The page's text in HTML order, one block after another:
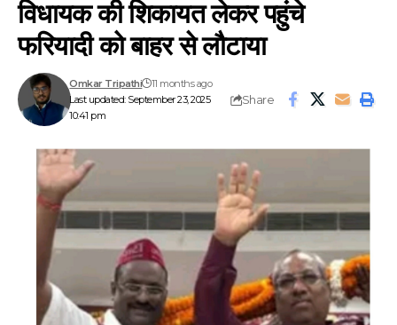
विधायक की शिकायत लेकर पहुंचे
फरियादी को बाहर से लौटाया
Last updated: September 23, 2025
10:41 pm
Omkar Tripathi 11 months ago
Share